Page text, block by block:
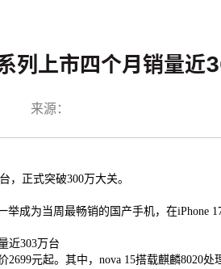
列上市四个月销量近
来源：
正式突破300万大关。
成为当周最畅销的国产手机，在iPhone
元起。其中，nova 15搭载麒麟8020